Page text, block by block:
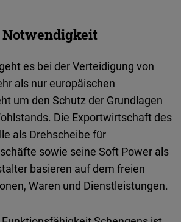
Notwendigkeit
geht es bei derVerteidigung von
als nur europäischen
um den Schutz der Grundlagen
. Die Exportwirtschaft des
als Drehscheibe für
sowie seine Soft Power als
basieren auf dem freien
Waren und Dienstleistungen.